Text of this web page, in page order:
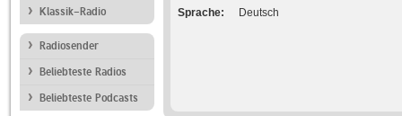
Klassik-Radio
Radiosender
Beliebteste Radios
Beliebteste Podcasts
Sprache
Deutsch